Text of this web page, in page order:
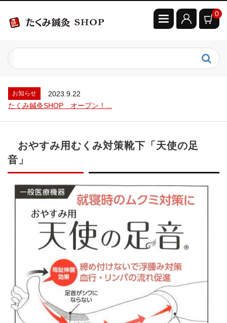
0
たくみ鍼灸SHOP オープン！...
お知らせ
2024.7.5
お知らせ
2023.9.22
たくみ鍼灸SHOP オープン！...
お知らせ
2023.9.22
たくみ鍼灸SHOP オープン！...
おやすみ用むくみ対策靴下「天使の足
音」